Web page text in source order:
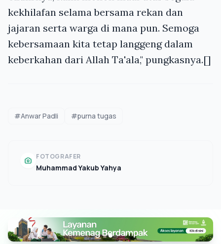
kekhilafan selama bersama rekan dan
jajaran serta warga di mana pun. Semoga
kebersamaan kita tetap langgeng dalam
keberkahan dari Allah Ta'ala," pungkasnya.[]
#Anwar Padli #purna tugas
FOTOGRAFER
Muhammad Yakub Yahya